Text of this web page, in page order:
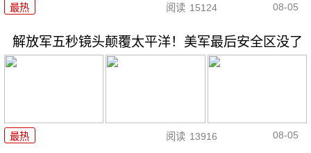
最热 阅读 15124 08-05
解放军五秒镜头颠覆太平洋！美军最后安全区没了
最热 阅读 13916 08-05